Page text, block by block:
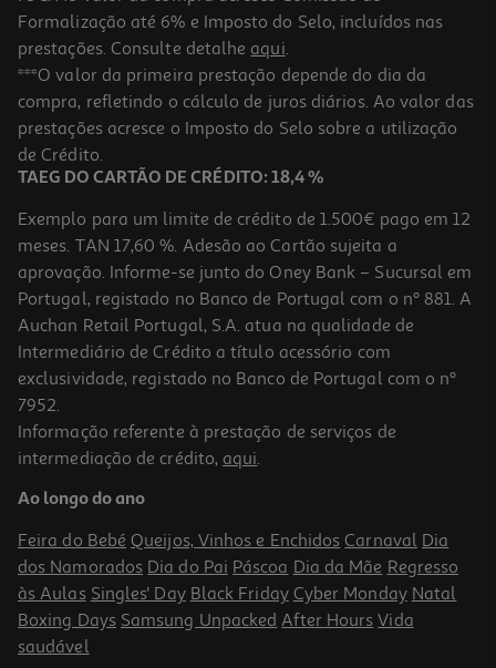
3.7
Cartão Memória Qilive 64gb Ekmsdm64gxc10ql2
19.99 €/un
19,99 €
Cartão Memória Msd Qilive Cl.10 Uhs-I U1 V10 A1 256gb
79.99 €/un
79,99 €
Formalização até 6% e Imposto do Selo, incluídos nas
prestações. Consulte detalhe aqui.
***O valor da primeira prestação depende do dia da
compra, refletindo o cálculo de juros diários. Ao valor das
prestações acresce o Imposto do Selo sobre a utilização
de Crédito.
TAEG DO CARTÃO DE CRÉDITO: 18,4 %
Exemplo para um limite de crédito de 1.500€ pago em 12
meses. TAN 17,60 %. Adesão ao Cartão sujeita a
aprovação. Informe-se junto do Oney Bank – Sucursal em
Portugal, registado no Banco de Portugal com o nº 881. A
Auchan Retail Portugal, S.A. atua na qualidade de
Intermediário de Crédito a título acessório com
exclusividade, registado no Banco de Portugal com o nº
7952.
Informação referente à prestação de serviços de
intermediação de crédito, aqui.
Ao longo do ano
Feira do Bebé Queijos, Vinhos e Enchidos Carnaval Dia
dos Namorados Dia do Pai Páscoa Dia da Mãe Regresso
às Aulas Singles' Day Black Friday Cyber Monday Natal
Boxing Days Samsung Unpacked After Hours Vida
saudável